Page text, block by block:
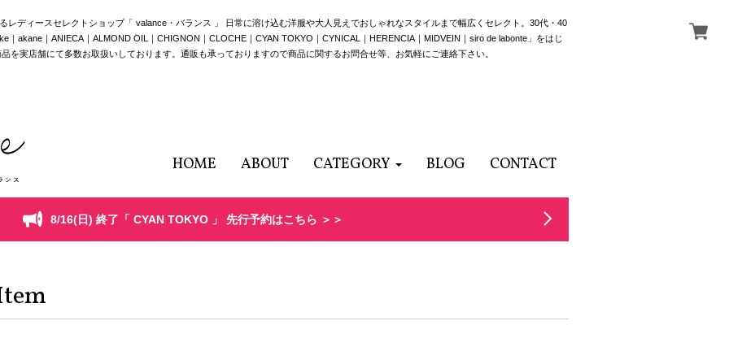
レディースセレクトショップ「 valance・バランス 」 日常に溶け込む洋服や大人見えでおしゃれなスタイルまで幅広くセレクト。30代・40
｜akane｜ANIECA｜ALMOND OIL｜CHIGNON｜CLOCHE｜CYAN TOKYO｜CYNICAL｜HERENCIA｜MIDVEIN｜siro de labonte」をはじ
を実店舗にて多数お取扱いしております。通販も承っておりますので商品に関するお問合せ等、お気軽にご連絡下さい。
HOME ABOUT CATEGORY BLOG CONTACT
8/16(日) 終了「 CYAN TOKYO 」 先行予約はこちら ＞＞